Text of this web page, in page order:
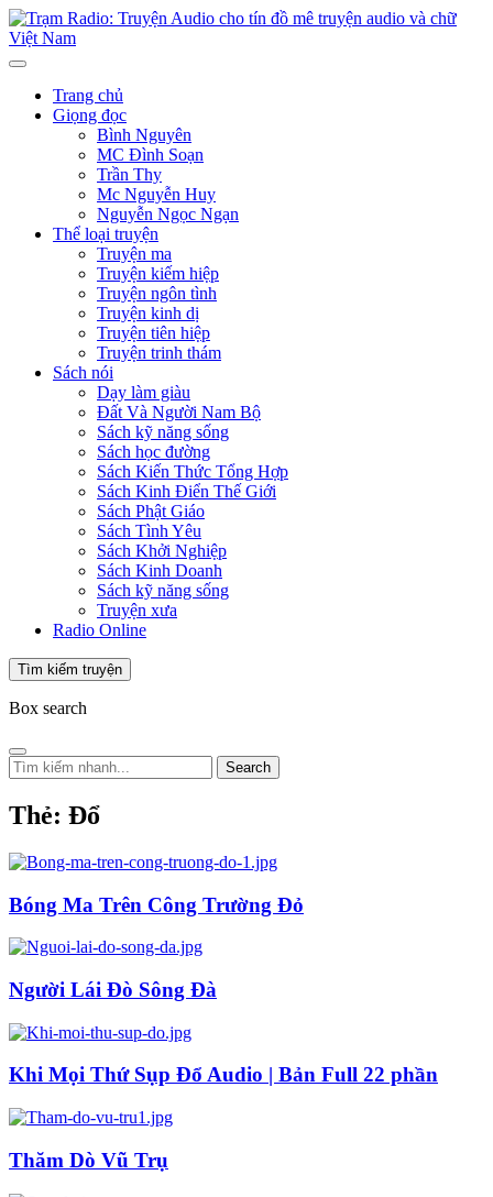
Trang chủ
Giọng đọc
Bình Nguyên
MC Đình Soạn
Trần Thy
Mc Nguyễn Huy
Nguyễn Ngọc Ngạn
Thể loại truyện
Truyện ma
Truyện kiếm hiệp
Truyện ngôn tình
Truyện kinh dị
Truyện tiên hiệp
Truyện trinh thám
Sách nói
Dạy làm giàu
Đất Và Người Nam Bộ
Sách kỹ năng sống
Sách học đường
Sách Kiến Thức Tổng Hợp
Sách Kinh Điển Thế Giới
Sách Phật Giáo
Sách Tình Yêu
Sách Khởi Nghiệp
Sách Kinh Doanh
Sách kỹ năng sống
Truyện xưa
Radio Online
Tìm kiếm truyện
Box search
Search
Thẻ: Đổ
Bóng Ma Trên Công Trường Đỏ
Người Lái Đò Sông Đà
Khi Mọi Thứ Sụp Đổ Audio | Bản Full 22 phần
Thăm Dò Vũ Trụ